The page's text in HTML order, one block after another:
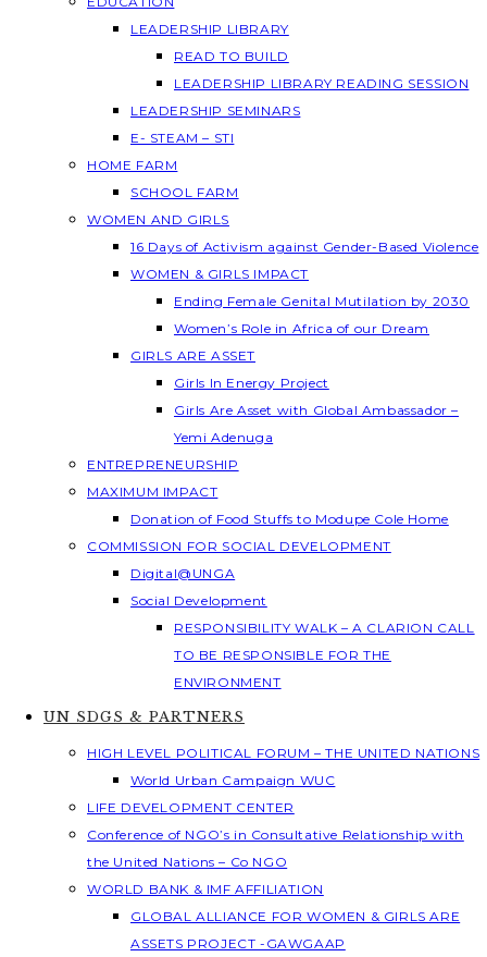
LEADERSHIP LIBRARY
READ TO BUILD
LEADERSHIP LIBRARY READING SESSION
LEADERSHIP SEMINARS
E- STEAM – STI
HOME FARM
SCHOOL FARM
WOMEN AND GIRLS
16 Days of Activism against Gender-Based Violence
WOMEN & GIRLS IMPACT
Ending Female Genital Mutilation by 2030
Women’s Role in Africa of our Dream
GIRLS ARE ASSET
Girls In Energy Project
Girls Are Asset with Global Ambassador –
Yemi Adenuga
ENTREPRENEURSHIP
MAXIMUM IMPACT
Donation of Food Stuffs to Modupe Cole Home
COMMISSION FOR SOCIAL DEVELOPMENT
Digital@UNGA
Social Development
RESPONSIBILITY WALK – A CLARION CALL
TO BE RESPONSIBLE FOR THE
ENVIRONMENT
UN SDGS & PARTNERS
HIGH LEVEL POLITICAL FORUM – THE UNITED NATIONS
World Urban Campaign WUC
LIFE DEVELOPMENT CENTER
Conference of NGO’s in Consultative Relationship with
the United Nations – Co NGO
WORLD BANK & IMF AFFILIATION
GLOBAL ALLIANCE FOR WOMEN & GIRLS ARE
ASSETS PROJECT -GAWGAAP